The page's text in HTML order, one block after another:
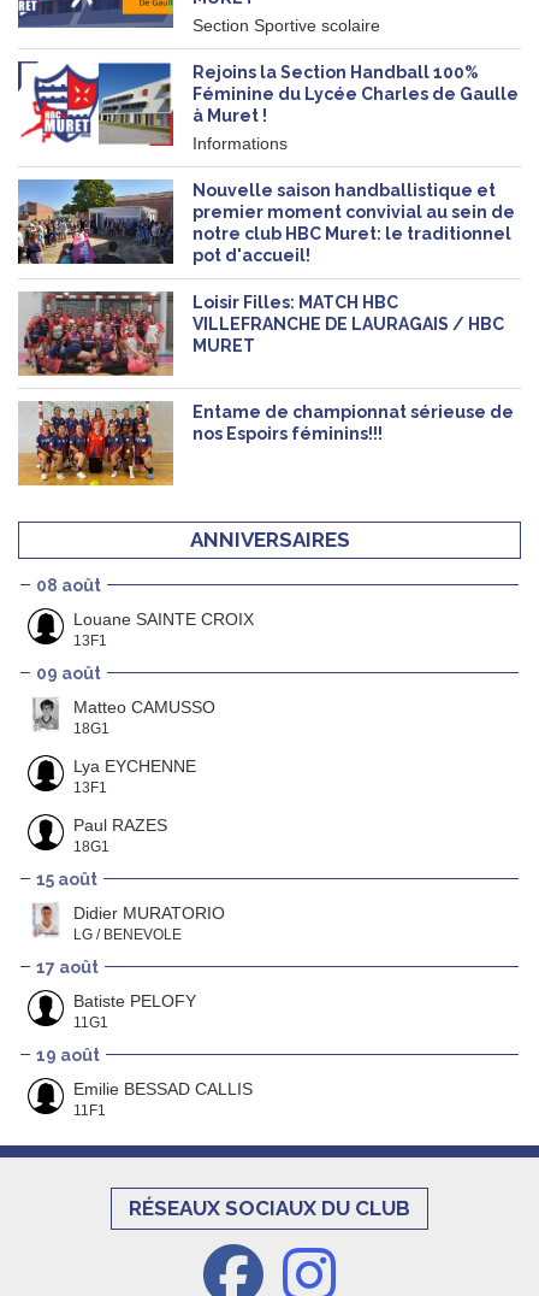
Section Sportive scolaire
Rejoins la Section Handball 100%
Féminine du Lycée Charles de Gaulle
à Muret !
Informations
Nouvelle saison handballistique et
premier moment convivial au sein de
notre club HBC Muret: le traditionnel
pot d'accueil!
Loisir Filles: MATCH HBC
VILLEFRANCHE DE LAURAGAIS / HBC
MURET
Entame de championnat sérieuse de
nos Espoirs féminins!!!
ANNIVERSAIRES
08 août
Louane SAINTE CROIX
13F1
09 août
Matteo CAMUSSO
18G1
Lya EYCHENNE
13F1
Paul RAZES
18G1
15 août
Didier MURATORIO
LG / BENEVOLE
17 août
Batiste PELOFY
11G1
19 août
Emilie BESSAD CALLIS
11F1
RÉSEAUX SOCIAUX DU CLUB